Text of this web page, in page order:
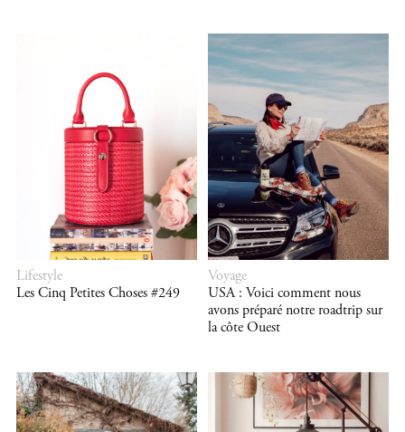
Lifestyle
Les Cinq Petites Choses #249
Voyage
USA : Voici comment nous
avons préparé notre roadtrip sur
la côte Ouest